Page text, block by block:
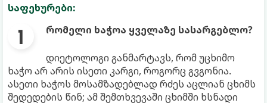
საფეხურები:
რომელი ხაჭოა ყველაზე სასარგებლო?
დიეტოლოგი განმარტავს, რომ უცხიმო
ხაჭო არ არის ისეთი კარგი, როგორც გვგონია.
ასეთი ხაჭოს მოსამზადებლად რძეს აცლიან ცხიმს
შედედების წინ; ამ შემთხვევაში ცხიმში ხსნადი